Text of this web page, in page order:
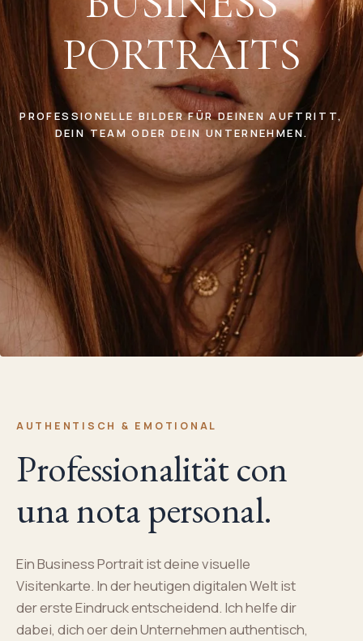
PORTRAITS
PROFESSIONELLE BILDER FÜR DEINEN AUFTRITT,
DEIN TEAM ODER DEIN UNTERNEHMEN.
AUTHENTISCH & EMOTIONAL
Professionalität con
una nota personal.
Ein Business Portrait ist deine visuelle
Visitenkarte. In der heutigen digitalen Welt ist
der erste Eindruck entscheidend. Ich helfe dir
dabei, dich oer dein Unternehmen authentisch,